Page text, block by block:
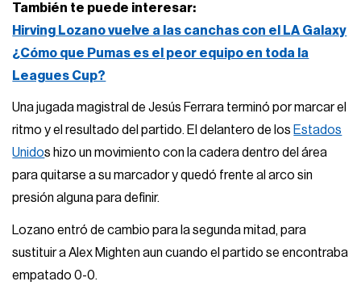
También te puede interesar:
Hirving Lozano vuelve a las canchas con el LA Galaxy
¿Cómo que Pumas es el peor equipo en toda la
Leagues Cup?
Una jugada magistral de Jesús Ferrara terminó por marcar el
ritmo y el resultado del partido. El delantero de los Estados
Unidos hizo un movimiento con la cadera dentro del área
para quitarse a su marcador y quedó frente al arco sin
presión alguna para definir.
Lozano entró de cambio para la segunda mitad, para
sustituir a Alex Mighten aun cuando el partido se encontraba
empatado 0-0.